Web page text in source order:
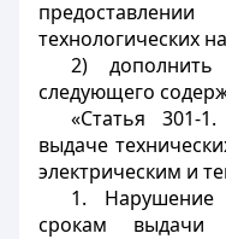
технологических
2)
следующего
«Статья 301-
выдаче
электрическим и
1.
срокам выдачи